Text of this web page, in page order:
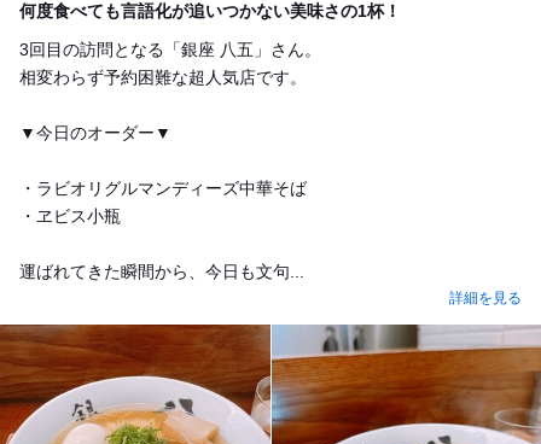
何度食べても言語化が追いつかない美味さの1杯！
3回目の訪問となる「銀座 八五」さん。
相変わらず予約困難な超人気店です。
▼今日のオーダー▼
・ラビオリグルマンディーズ中華そば
・ヱビス小瓶
運ばれてきた瞬間から、今日も文句...
詳細を見る